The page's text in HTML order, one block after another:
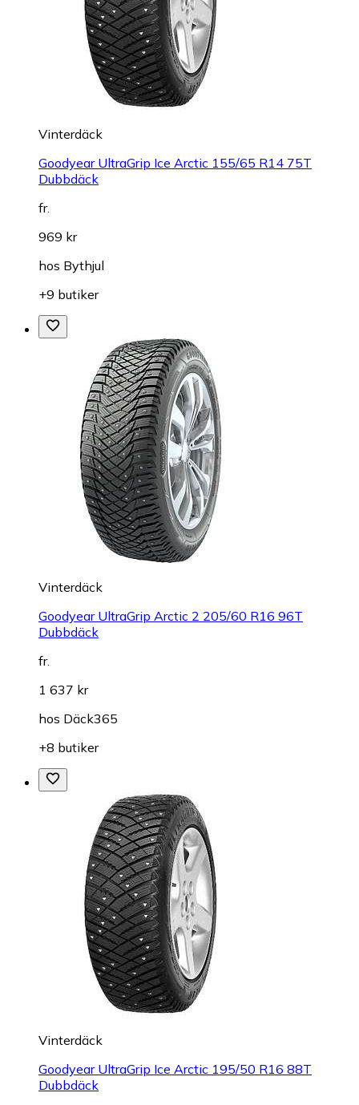
Vinterdäck
Goodyear UltraGrip Ice Arctic 155/65 R14 75T
Dubbdäck
fr.
969 kr
hos Bythjul
+9 butiker
Vinterdäck
Goodyear UltraGrip Arctic 2 205/60 R16 96T
Dubbdäck
fr.
1 637 kr
hos Däck365
+8 butiker
Vinterdäck
Goodyear UltraGrip Ice Arctic 195/50 R16 88T
Dubbdäck